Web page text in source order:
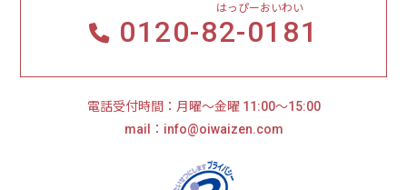
0120-82-0181
はっぴーおいわい
電話受付時間：月曜～金曜 11:00～15:00
mail：info@oiwaizen.com